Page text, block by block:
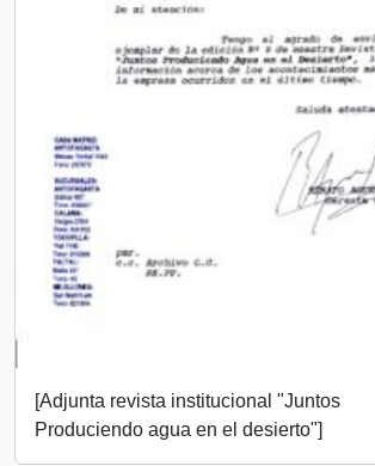
[Adjunta revista institucional "Juntos
Produciendo agua en el desierto"]